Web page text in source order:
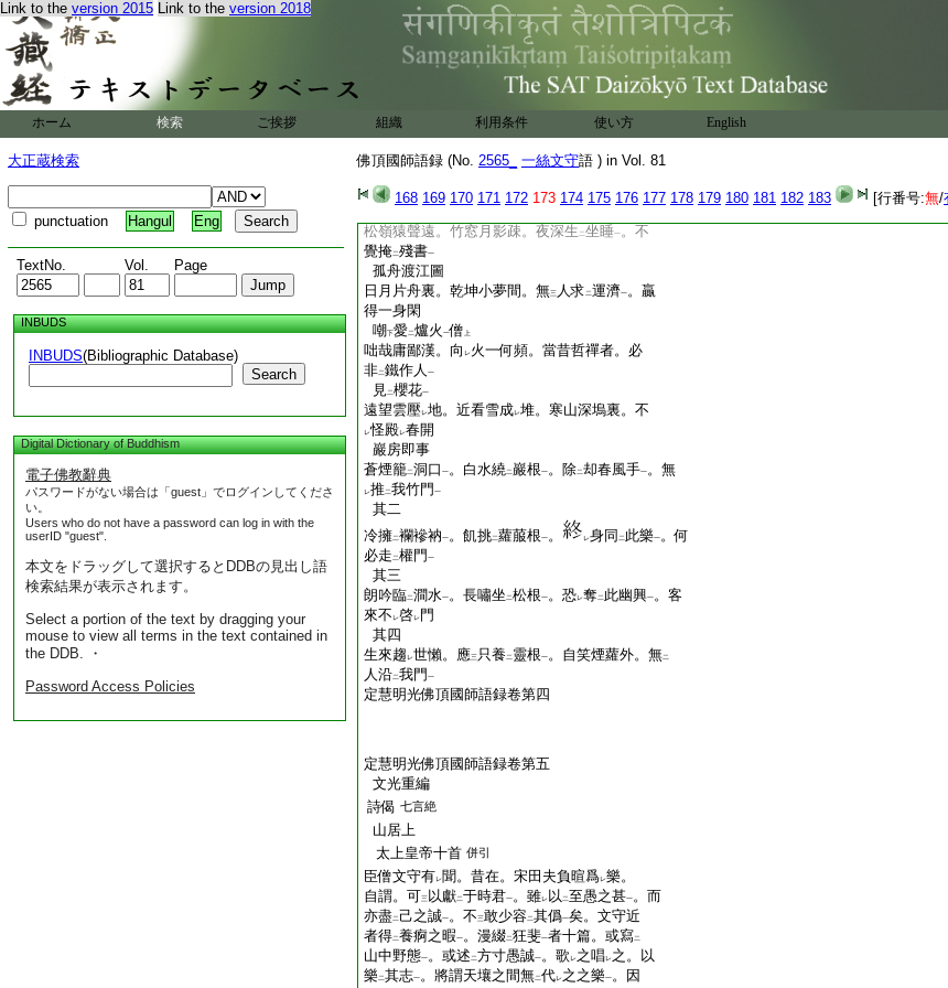
Link to the version 2015 Link to the version 2018
ホーム 検索 ご挨拶 組織 利用条件 使い方 English
大正蔵検索
punctuation Hangul Eng
TextNo. Vol. Page
INBUDS
INBUDS(Bibliographic Database)
Search
Digital Dictionary of Buddhism
電子佛教辭典
パスワードがない場合は「guest」でログインしてくださ
い。
Users who do not have a password can log in with the
userID "guest".
本文をドラッグして選択するとDDBの見出し語
検索結果が表示されます。
Select a portion of the text by dragging your
mouse to view all terms in the text contained in
the DDB. ・
Password Access Policies
佛頂國師語録 (No. 2565_ 一絲文守語 ) in Vol. 81
168 169 170 171 172 173 174 175 176 177 178 179 180 181 182 183 [行番号:無/
暫違一
山光隨レ水動。柳色帶レ煙多。妙處雖二 恒在一 。無
今朝喪
震動盡三千。三昧別無 火。山
青花欲
竹
風前不 自持 。虚心伴 個誰 。借問閑師弟。當
時忘
二甚知 一
松嶺猿聲遠。竹窓月影疎。夜深生 二坐睡一。不
覺掩二殘書一
孤舟渡江圖
日月片舟裏。乾坤小夢間。無三 人求 二運濟一。贏
得一身閑
嘲下愛二爐火 一僧 上
咄哉庸鄙漢。向 レ火一何頻。當昔哲禪者。必
非二鐵作人 一
見二櫻花一
遠望雲壓レ地。近看雪成レ堆。寒山深塢裏。不
レ怪殿レ春開
巖房即事
蒼煙籠二洞口 一。白水繞二 巖根一。除二却春風手一。無
レ推二我竹門 一
其二
冷擁二襴襂衲一。飢挑二蘿菔根一。 レ身同 二 此樂一。何
必走 二權門 一
其三
朗吟臨二澗水一。長嘯坐 二松根一。恐レ奪 二 此幽興一。客
來不 レ啓レ 門
其四
生來趨 レ世懶。應三只養二 靈根一。自笑煙蘿外。無二
人沿二我門 一
定慧明光佛頂國師語録卷第四
定慧明光佛頂國師語録卷第五
文光重編
詩偈 七言絶
山居上
太上皇帝十首 併引
臣僧文守有レ聞。昔在。宋田夫負暄爲レ樂。
自謂。可三 以獻二于時君一。雖レ 以 二至愚之甚一。而
亦盡二己之誠一。不三敢少容二其僞一矣。文守近
者得二養痾之暇一。漫綴二狂斐一者十篇。或寫二
山中野態一。或述 二方寸愚誠一。歌 レ之唱レ之。以
樂二其志一。將謂天壤之間無二代レ之之樂一。因